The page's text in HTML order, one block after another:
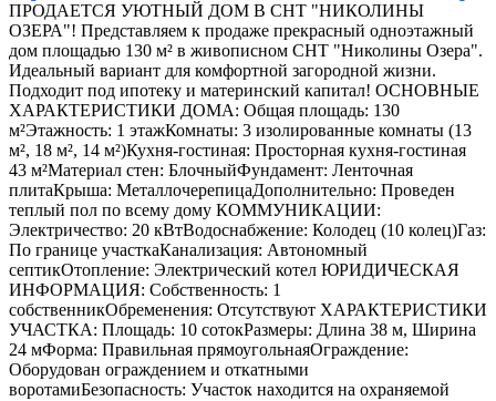
ПРОДАЕТСЯ УЮТНЫЙ ДОМ В СНТ "НИКОЛИНЫ
ОЗЕРА"! Представляем к продаже прекрасный одноэтажный
дом площадью 130 м² в живописном СНТ "Николины Озера".
Идеальный вариант для комфортной загородной жизни.
Подходит под ипотеку и материнский капитал! ОСНОВНЫЕ
ХАРАКТЕРИСТИКИ ДОМА: Общая площадь: 130
м²Этажность: 1 этажКомнаты: 3 изолированные комнаты (13
м², 18 м², 14 м²)Кухня-гостиная: Просторная кухня-гостиная
43 м²Материал стен: БлочныйФундамент: Ленточная
плитаКрыша: МеталлочерепицаДополнительно: Проведен
теплый пол по всему дому КОММУНИКАЦИИ:
Электричество: 20 кВтВодоснабжение: Колодец (10 колец)Газ:
По границе участкаКанализация: Автономный
септикОтопление: Электрический котел ЮРИДИЧЕСКАЯ
ИНФОРМАЦИЯ: Собственность: 1
собственникОбременения: Отсутствуют ХАРАКТЕРИСТИКИ
УЧАСТКА: Площадь: 10 сотокРазмеры: Длина 38 м, Ширина
24 мФорма: Правильная прямоугольнаяОграждение:
Оборудован ограждением и откатными
воротамиБезопасность: Участок находится на охраняемой